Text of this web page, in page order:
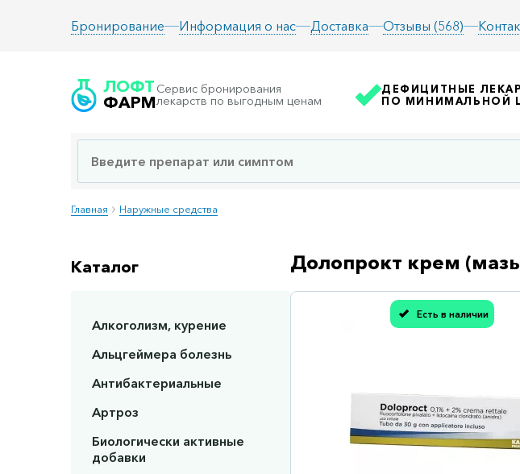
Бронирование Информация о нас Доставка Отзывы (568)
ЛОФТ
ФАРМ
Сервис бронирования
лекарств по выгодным ценам
ДЕФИЦИТНЫЕ
ПО МИНИМАЛЬНОЙ
Главная Наружные средства
Каталог
Алкоголизм, курение
Альцгеймера болезнь
Антибактериальные
Артроз
Биологически активные
добавки
Долопрокт крем
Есть в наличии
Спасибо, мы учли Вашу